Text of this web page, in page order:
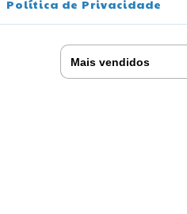
Política de Privacidade